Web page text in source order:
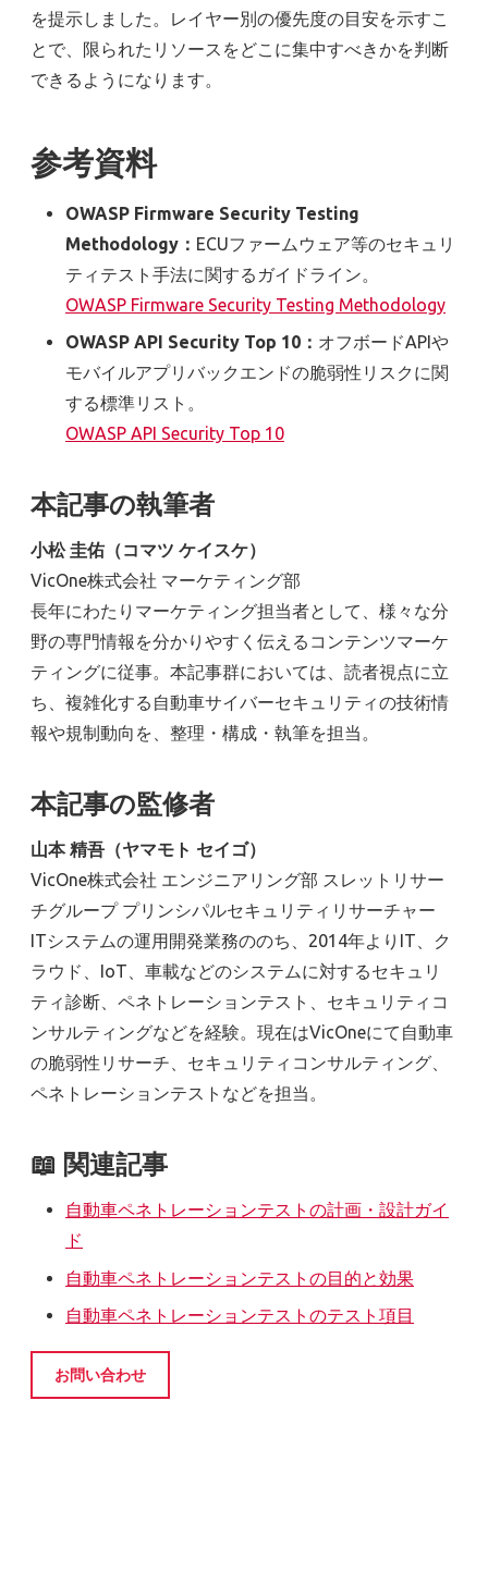
を提示しました。レイヤー別の優先度の目安を示すこ
とで、限られたリソースをどこに集中すべきかを判断
できるようになります。
参考資料
OWASP Firmware Security Testing
Methodology： ECUファームウェア等のセキュリ
ティテスト手法に関するガイドライン。
OWASP Firmware Security Testing Methodology
OWASP API Security Top 10： オフボードAPIや
モバイルアプリバックエンドの脆弱性リスクに関
する標準リスト。
OWASP API Security Top 10
本記事の執筆者
小松 圭佑（コマツ ケイスケ）
VicOne株式会社 マーケティング部
長年にわたりマーケティング担当者として、様々な分
野の専門情報を分かりやすく伝えるコンテンツマーケ
ティングに従事。本記事群においては、読者視点に立
ち、複雑化する自動車サイバーセキュリティの技術情
報や規制動向を、整理・構成・執筆を担当。
本記事の監修者
山本 精吾（ヤマモト セイゴ）
VicOne株式会社 エンジニアリング部 スレットリサー
チグループ プリンシパルセキュリティリサーチャー
ITシステムの運用開発業務ののち、2014年よりIT、ク
ラウド、IoT、車載などのシステムに対するセキュリ
ティ診断、ペネトレーションテスト、セキュリティコ
ンサルティングなどを経験。現在はVicOneにて自動車
の脆弱性リサーチ、セキュリティコンサルティング、
ペネトレーションテストなどを担当。
📖 関連記事
自動車ペネトレーションテストの計画・設計ガイ
ド
自動車ペネトレーションテストの目的と効果
自動車ペネトレーションテストのテスト項目
お問い合わせ